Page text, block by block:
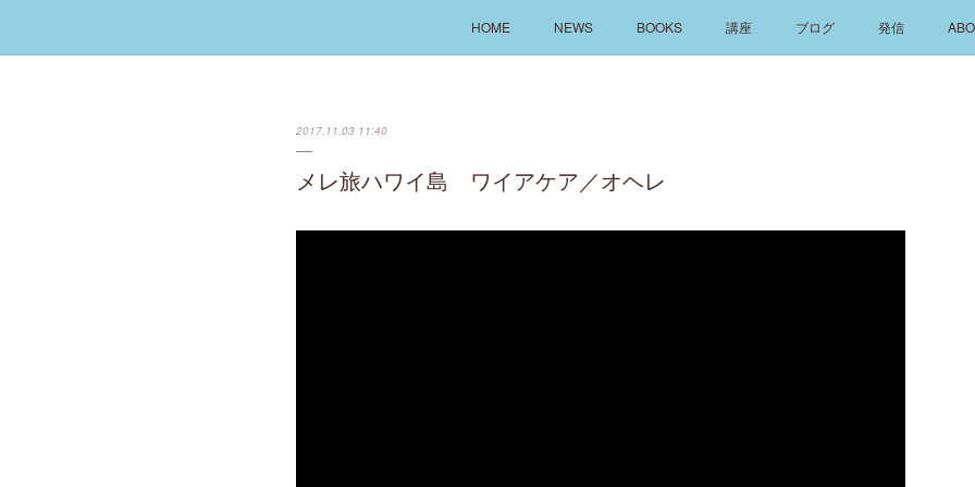
HOME NEWS BOOKS 講座 ブログ 発信
2017.11.03 11:40
メレ旅ハワイ島 ワイアケア／オヘレ